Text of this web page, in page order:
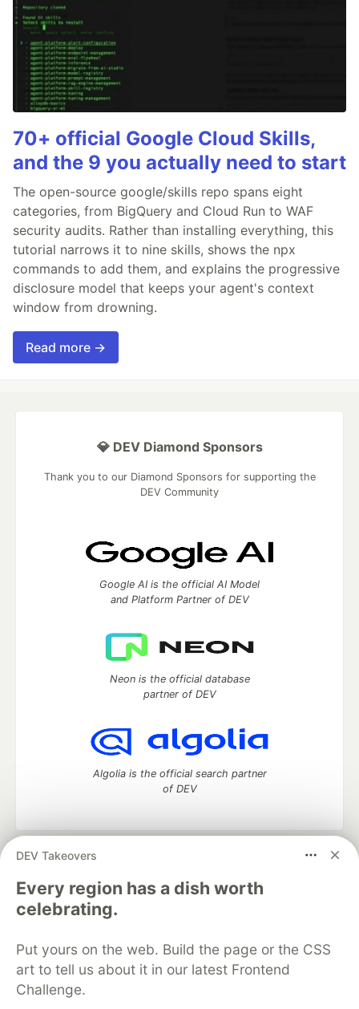
70+ official Google Cloud Skills,
and the 9 you actually need to start
The open-source google/skills repo spans eight
categories, from BigQuery and Cloud Run to WAF
security audits. Rather than installing everything, this
tutorial narrows it to nine skills, shows the npx
commands to add them, and explains the progressive
disclosure model that keeps your agent's context
window from drowning.
Read more →
DEV Takeovers
Every region has a dish worth
celebrating.
Put yours on the web. Build the page or the CSS
art to tell us about it in our latest Frontend
Challenge.
💎 DEV Diamond Sponsors
Thank you to our Diamond Sponsors for supporting the
DEV Community
Google AI is the official AI Model
and Platform Partner of DEV
Neon is the official database
partner of DEV
Algolia is the official search partner
of DEV
DEV Community
development and manage your software career
Home
DEV Challenges DEV++
Videos
DEV Education Tracks
Free Postgres Database
DEV Shop
MLH
Code of Conduct
Privacy Policy
Terms of Use
Built on